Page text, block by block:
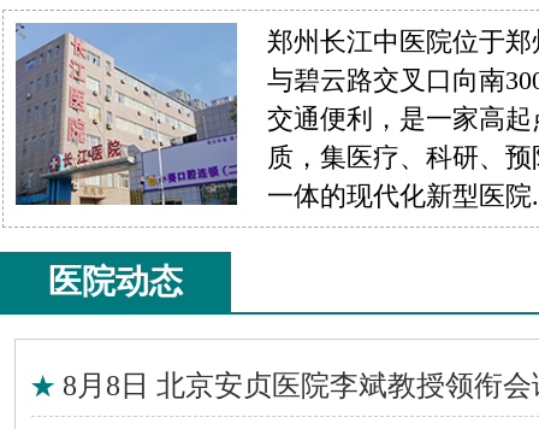
郑州长江中医院位于
与碧云路交叉口向南
交通便利，是一家高
质，集医疗、科研、
一体的现代化新型医院
医院动态
8月8日 北京安贞医院李斌教授领衔